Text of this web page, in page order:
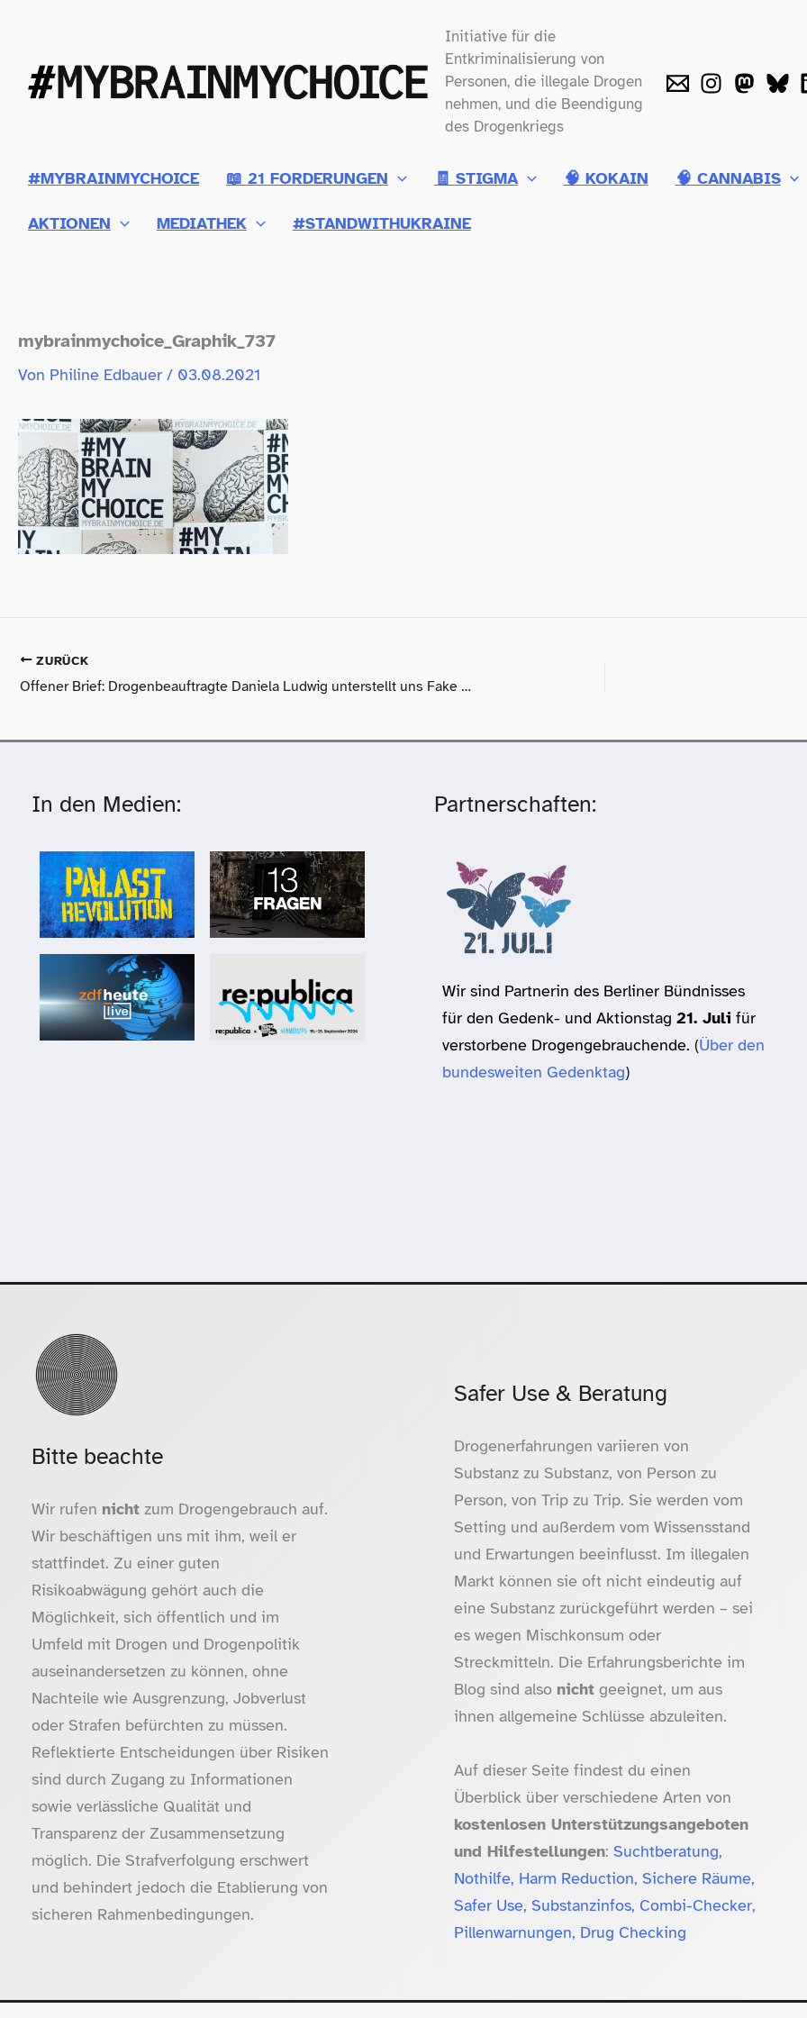
springen
Initiative für die
Entkriminalisierung von
Personen, die illegale Drogen
nehmen, und die Beendigung
des Drogenkriegs
#MYBRAINMYCHOICE 📖 21 FORDERUNGEN 🧾 STIGMA 🧠 KOKAIN 🧠 CANNABIS
AKTIONEN MEDIATHEK #STANDWITHUKRAINE
mybrainmychoice_​Graphik_​737
Von Philine Edbauer / 03.08.2021
ZURÜCK
Offener Brief: Drogenbeauftragte Daniela Ludwig unterstellt uns Fake News
In den Medien: Partnerschaften:
Wir sind Partnerin des Berliner Bündnisses
für den Gedenk- und Aktionstag21. Juli für
verstorbene Drogengebrauchende. (Über den
bundesweiten Gedenktag)
Bitte beachte
Wir rufen nicht zum Drogengebrauch auf.
Wir beschäftigen uns mit ihm, weil er
stattfindet. Zu einer guten
Risikoabwägung gehört auch die
Möglichkeit, sich öffentlich und im
Umfeld mit Drogen und Drogenpolitik
auseinandersetzen zu können, ohne
Nachteile wie Ausgrenzung, Jobverlust
oder Strafen befürchten zu müssen.
Reflektierte Entscheidungen über Risiken
sind durch Zugang zu Informationen
sowie verlässliche Qualität und
Transparenz der Zusammensetzung
möglich. Die Strafverfolgung erschwert
und behindert jedoch die Etablierung von
sicheren Rahmenbedingungen.
Safer Use & Beratung
Drogenerfahrungen variieren von
Substanz zu Substanz, von Person zu
Person, von Trip zu Trip. Sie werden vom
Setting und außerdem vom Wissensstand
und Erwartungen beeinflusst. Im illegalen
Markt können sie oft nicht eindeutig auf
eine Substanz zurückgeführt werden – sei
es wegen Mischkonsum oder
Streckmitteln. Die Erfahrungsberichte im
Blog sind also nicht geeignet, um aus
ihnen allgemeine Schlüsse abzuleiten.
Auf dieser Seite findest du einen
Überblick über verschiedene Arten von
kostenlosen Unterstützungsangeboten
und Hilfestellungen: Suchtberatung,
Nothilfe, Harm Reduction, Sichere Räume,
Safer Use, Substanzinfos, Combi-Checker,
Pillenwarnungen, Drug Checking